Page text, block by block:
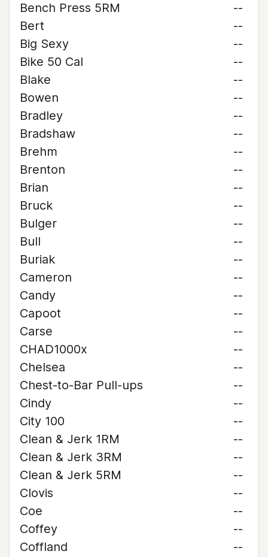
Bench Press 5RM
--
Bert
--
Big Sexy
--
Bike 50 Cal
--
Blake
--
Bowen
--
Bradley
--
Bradshaw
--
Brehm
--
Brenton
--
Brian
--
Bruck
--
Bulger
--
Bull
--
Buriak
--
Cameron
--
Candy
--
Capoot
--
Carse
--
CHAD1000x
--
Chelsea
--
Chest-to-Bar Pull-ups
--
Cindy
--
City 100
--
Clean & Jerk 1RM
--
Clean & Jerk 3RM
--
Clean & Jerk 5RM
--
Clovis
--
Coe
--
Coffey
--
Coffland
--